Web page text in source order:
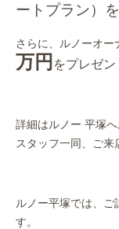
ートプラン）を
さらに、ルノーオー
万円 をプレゼン
詳細はルノー 平塚へ
スタッフ一同、ご来
ルノー平塚では、ご
す。